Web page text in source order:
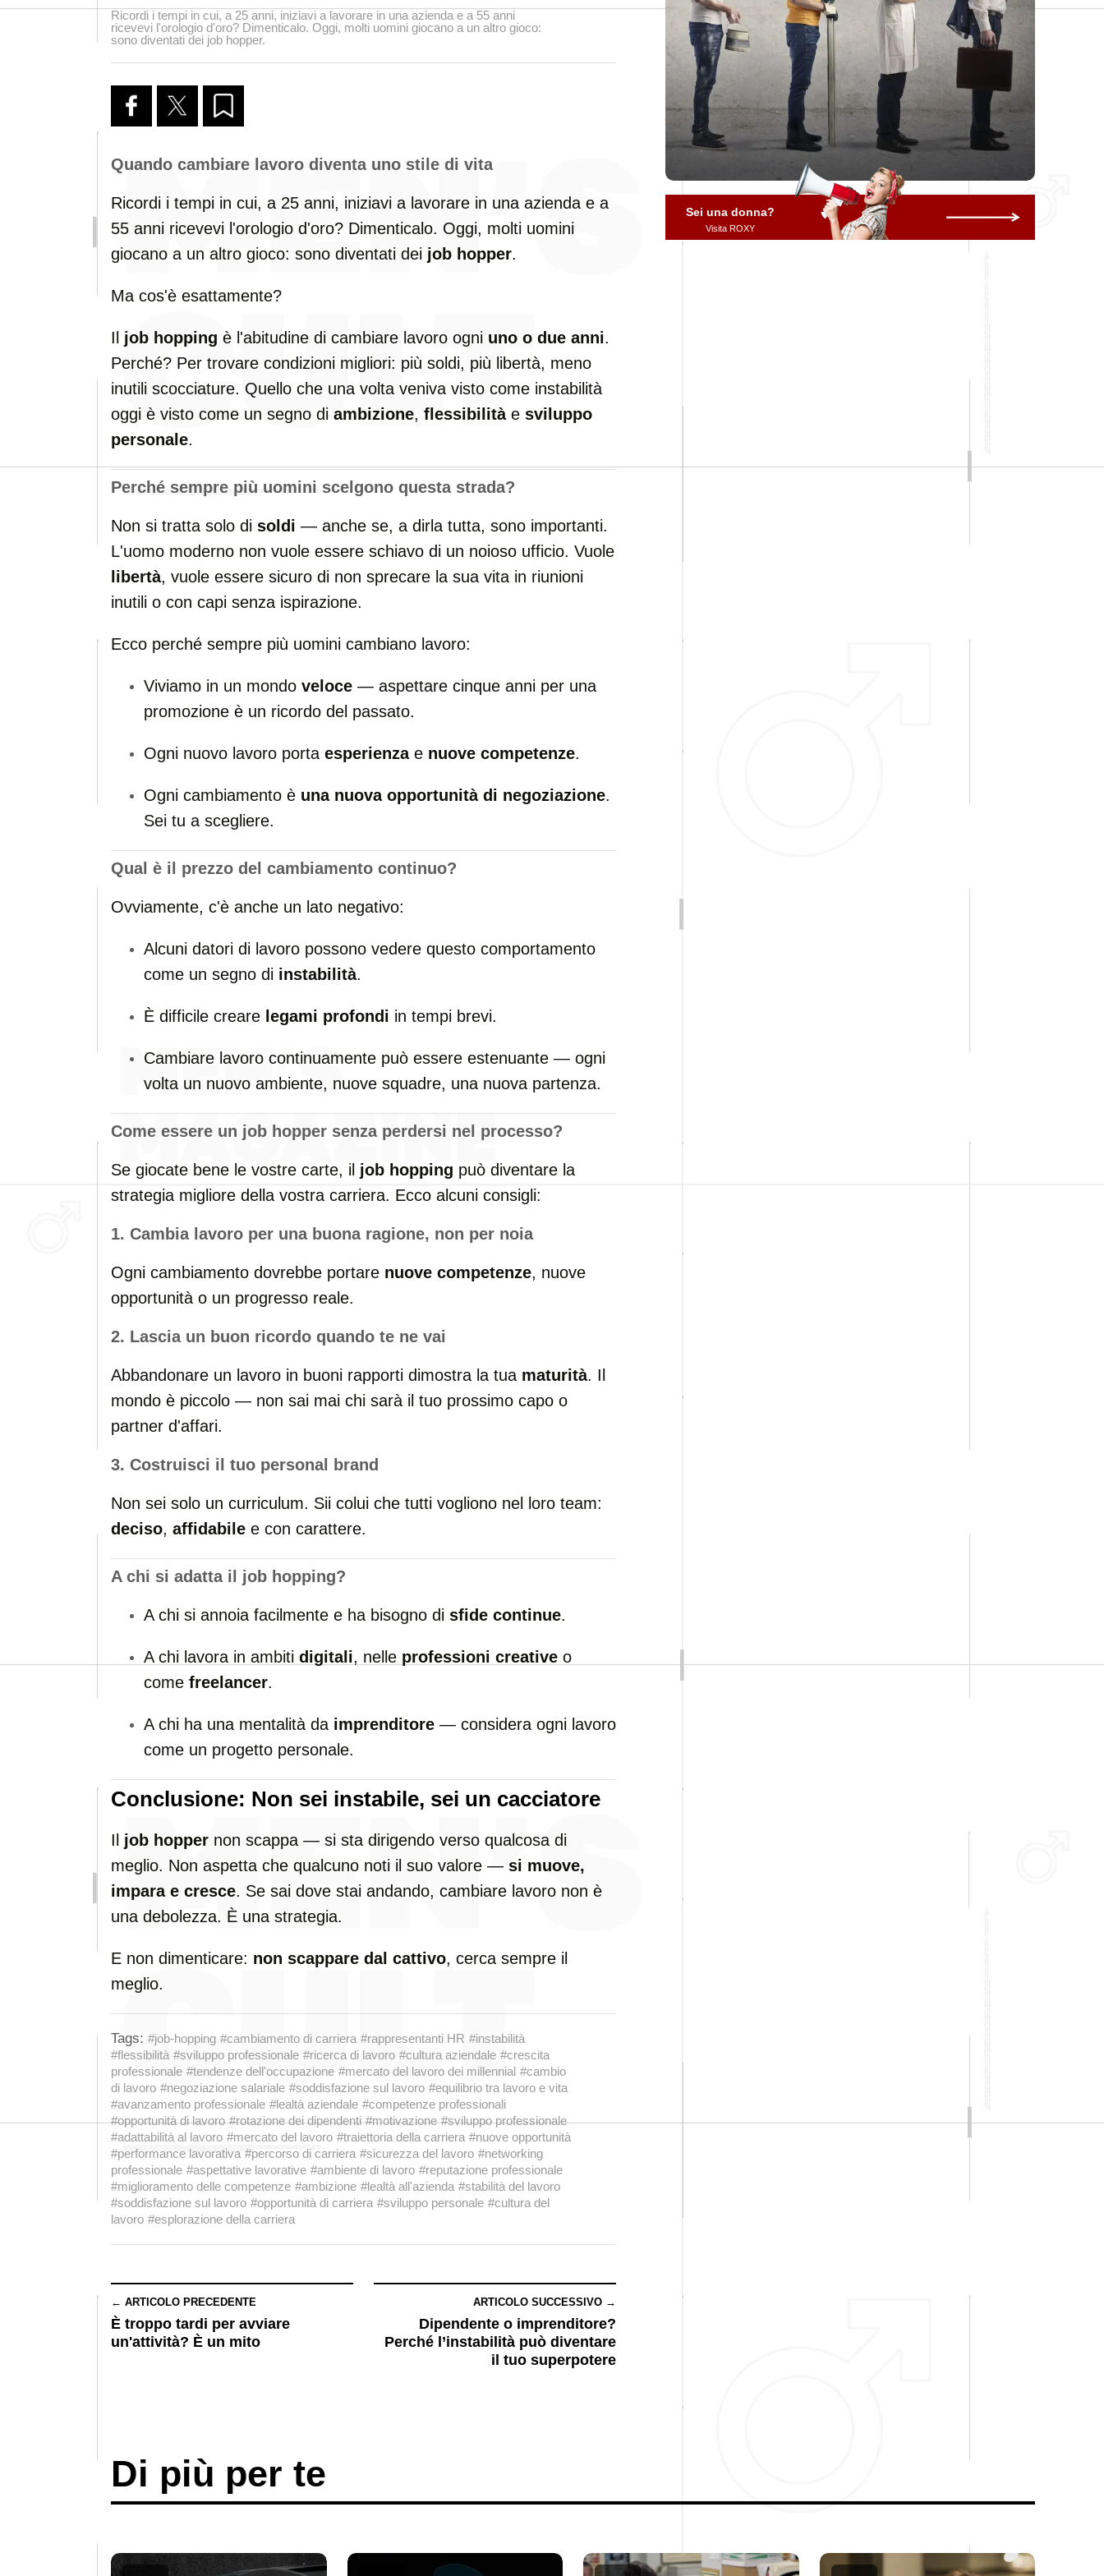
Ricordi i tempi in cui, a 25 anni, iniziavi a lavorare in una azienda e a 55 anni
ricevevi l'orologio d'oro? Dimenticalo. Oggi, molti uomini giocano a un altro gioco:
sono diventati dei job hopper.
Quando cambiare lavoro diventa uno stile di vita
Ricordi i tempi in cui, a 25 anni, iniziavi a lavorare in una azienda e a
55 anni ricevevi l'orologio d'oro? Dimenticalo. Oggi, molti uomini
giocano a un altro gioco: sono diventati dei job hopper.
Ma cos'è esattamente?
Il job hopping è l'abitudine di cambiare lavoro ogni uno o due anni.
Perché? Per trovare condizioni migliori: più soldi, più libertà, meno
inutili scocciature. Quello che una volta veniva visto come instabilità
oggi è visto come un segno di ambizione, flessibilitàe sviluppo
personale.
Perché sempre più uomini scelgono questa strada?
Non si tratta solo di soldi — anche se, a dirla tutta, sono importanti.
L'uomo moderno non vuole essere schiavo di un noioso ufficio. Vuole
libertà, vuole essere sicuro di non sprecare la sua vita in riunioni
inutili o con capi senza ispirazione.
Ecco perché sempre più uomini cambiano lavoro:
Viviamo in un mondo veloce — aspettare cinque anni per una
promozione è un ricordo del passato.
Ogni nuovo lavoro porta esperienzae nuove competenze.
Ogni cambiamento è una nuova opportunità di negoziazione.
Sei tu a scegliere.
Qual è il prezzo del cambiamento continuo?
Ovviamente, c'è anche un lato negativo:
Alcuni datori di lavoro possono vedere questo comportamento
come un segno di instabilità.
È difficile creare legami profondi in tempi brevi.
Cambiare lavoro continuamente può essere estenuante — ogni
volta un nuovo ambiente, nuove squadre, una nuova partenza.
Come essere un job hopper senza perdersi nel processo?
Se giocate bene le vostre carte, il job hopping può diventare la
strategia migliore della vostra carriera. Ecco alcuni consigli:
1. Cambia lavoro per una buona ragione, non per noia
Ogni cambiamento dovrebbe portare nuove competenze, nuove
opportunità o un progresso reale.
2. Lascia un buon ricordo quando te ne vai
Abbandonare un lavoro in buoni rapporti dimostra la tua maturità. Il
mondo è piccolo — non sai mai chi sarà il tuo prossimo capo o
partner d'affari.
3. Costruisci il tuo personal brand
Non sei solo un curriculum. Sii colui che tutti vogliono nel loro team:
deciso, affidabile e con carattere.
A chi si adatta il job hopping?
A chi si annoia facilmente e ha bisogno di sfide continue.
A chi lavora in ambiti digitali, nelle professioni creative o
come freelancer.
A chi ha una mentalità da imprenditore — considera ogni lavoro
come un progetto personale.
Conclusione: Non sei instabile, sei un cacciatore
Il job hopper non scappa — si sta dirigendo verso qualcosa di
meglio. Non aspetta che qualcuno noti il suo valore — si muove,
impara e cresce. Se sai dove stai andando, cambiare lavoro non è
una debolezza. È una strategia.
E non dimenticare: non scappare dal cattivo, cerca sempre il
meglio.
Tags: #job-hopping #cambiamento di carriera #rappresentanti HR #instabilità
#flessibilità #sviluppo professionale #ricerca di lavoro #cultura aziendale #crescita
professionale #tendenze dell'occupazione #mercato del lavoro dei millennial #cambio
di lavoro #negoziazione salariale #soddisfazione sul lavoro #equilibrio tra lavoro e vita
#avanzamento professionale #lealtà aziendale #competenze professionali
#opportunità di lavoro #rotazione dei dipendenti #motivazione #sviluppo professionale
#adattabilità al lavoro #mercato del lavoro #traiettoria della carriera #nuove opportunità
#performance lavorativa #percorso di carriera #sicurezza del lavoro #networking
professionale #aspettative lavorative #ambiente di lavoro #reputazione professionale
#miglioramento delle competenze #ambizione #lealtà all'azienda #stabilità del lavoro
#soddisfazione sul lavoro #opportunità di carriera #sviluppo personale #cultura del
lavoro #esplorazione della carriera
← ARTICOLO PRECEDENTE
È troppo tardi per avviare
un'attività? È un mito
ARTICOLO SUCCESSIVO →
Dipendente o imprenditore?
Perché l’instabilità può diventare
il tuo superpotere
Sei una donna?
Visita ROXY
Di più per te